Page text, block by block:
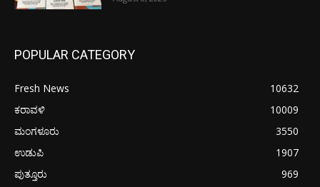
POPULAR CATEGORY
Fresh News
10632
ಕರಾವಳಿ
10009
ಮಂಗಳೂರು
3550
ಉಡುಪಿ
1907
ಪುತ್ತೂರು
969